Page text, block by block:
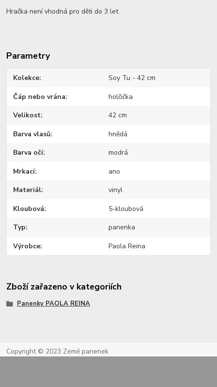
Hračka není vhodná pro děti do 3 let.
Parametry
Kolekce Soy Tu - 42 cm
Čáp nebo vrána holčička
Velikost 42 cm
Barva vlasů hnědá
Barva očí modrá
Mrkací ano
Materiál vinyl
Kloubová 5-kloubová
Typ panenka
Výrobce Paola Reina
Zboží zařazeno v kategoriích
Panenky PAOLA REINA
Copyright © 2023 Země panenek